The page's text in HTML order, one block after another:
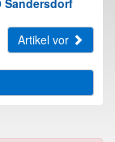
Sandersdorf
Artikel vor